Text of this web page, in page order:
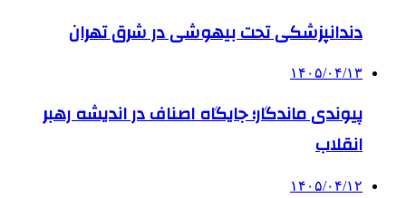
دندانپزشکی تحت بیهوشی در شرق تهران
۱۴۰۵/۰۴/۱۳
پیوندی ماندگار؛ جایگاه اصناف در اندیشه رهبر
انقلاب
۱۴۰۵/۰۴/۱۲